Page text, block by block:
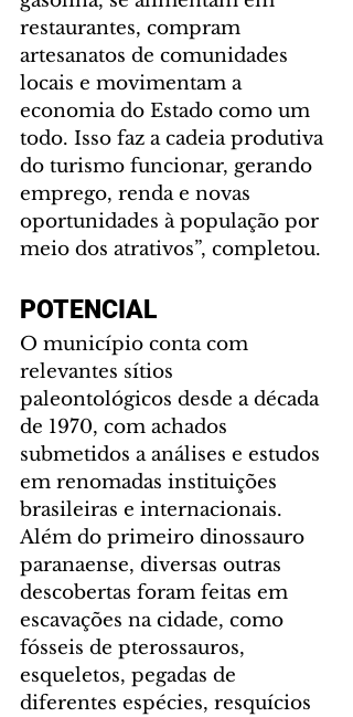
restaurantes, compram
artesanatos de comunidades
locais e movimentam a
economia do Estado como um
todo. Isso faz a cadeia produtiva
do turismo funcionar, gerando
emprego, renda e novas
oportunidades à população por
meio dos atrativos”, completou.
POTENCIAL
O município conta com
relevantes sítios
paleontológicos desde a década
de 1970, com achados
submetidos a análises e estudos
em renomadas instituições
brasileiras e internacionais.
Além do primeiro dinossauro
paranaense, diversas outras
descobertas foram feitas em
escavações na cidade, como
fósseis de pterossauros,
esqueletos, pegadas de
diferentes espécies, resquícios